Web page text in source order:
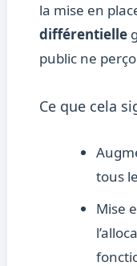
la mise en
différentielle
public ne
Ce que cela
tous
Mise